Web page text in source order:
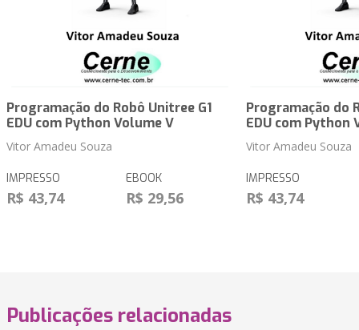
Programação do Robô Unitree G1
EDU com Python Volume V
Vitor Amadeu Souza
IMPRESSO
R$ 43,74
EBOOK
R$ 29,56
Programação do
EDU com Python
Vitor Amadeu Souza
IMPRESSO
R$ 43,74
Publicações relacionadas